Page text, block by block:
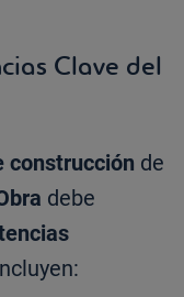
Clave del
construcción de
debe